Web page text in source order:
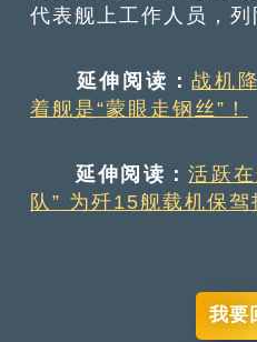
代表舰上工作人员，列
延伸阅读：战机
着舰是“蒙眼走钢丝”！
延伸阅读：活跃
队” 为歼15舰载机保驾
我要